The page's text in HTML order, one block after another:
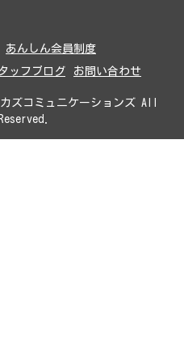
あんしん会員制度
ッフブログ お問い合わせ
ズコミュニケーションズ All